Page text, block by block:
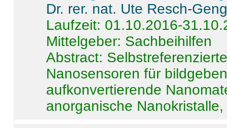
Dr. rer. nat. Ute Resch-
Laufzeit: 01.10.2016-
Mittelgeber: Sachbeihilfen
Abstract:
Nanosensoren für
aufkonvertierende
anorganische